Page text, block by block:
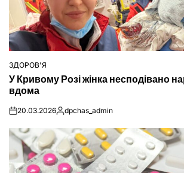
ОПУБЛІКУВАТИ
У
ЗДОРОВ'Я
У Кривому Розі жінка несподівано
вдома
on20.03.2026Опубліковано
dpchas_admin